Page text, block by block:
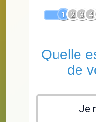
1 2 3 4
Quelle
de
Je